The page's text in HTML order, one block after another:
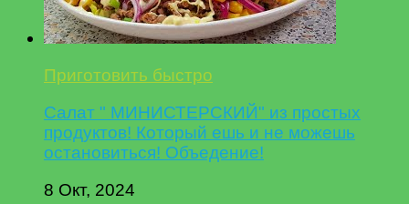
Приготовить быстро
Салат " МИНИСТЕРСКИЙ" из простых
продуктов! Который ешь и не можешь
остановиться! Объедение!
8 Окт, 2024